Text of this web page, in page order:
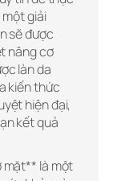
một giải
sẽ được
nâng cơ
làn da
kiến thức
hiện đại,
kết quả
mặt** là một